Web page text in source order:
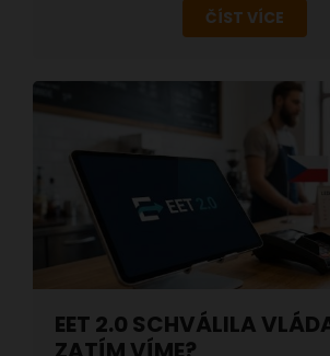
ČÍST VÍCE
EET 2.0 SCHVÁLILA